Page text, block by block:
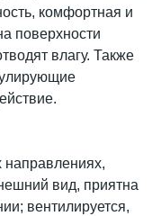
комфортная и
поверхности
влагу. Также
направлениях,
вид, приятна
вентилируется,